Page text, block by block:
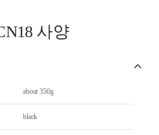
사양
about 350g
black